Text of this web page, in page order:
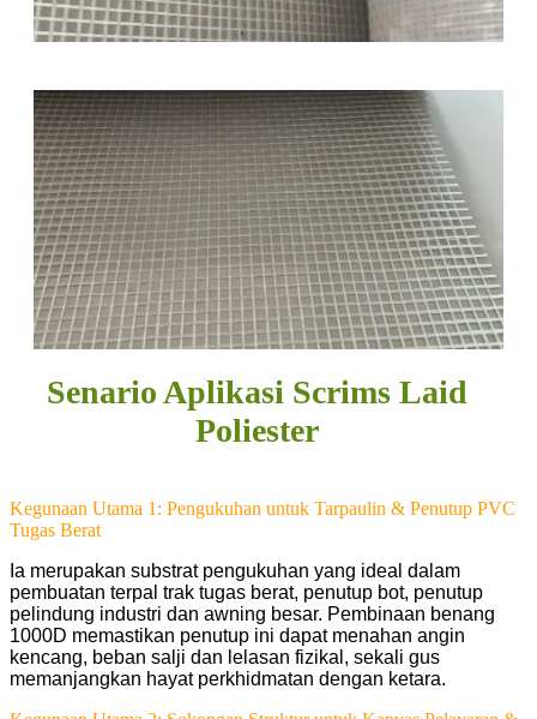
Senario Aplikasi Scrims Laid
Poliester
Kegunaan Utama 1: Pengukuhan untuk Tarpaulin & Penutup PVC
Tugas Berat
Ia merupakan substrat pengukuhan yang ideal dalam
pembuatan terpal trak tugas berat, penutup bot, penutup
pelindung industri dan awning besar. Pembinaan benang
1000D memastikan penutup ini dapat menahan angin
kencang, beban salji dan lelasan fizikal, sekali gus
memanjangkan hayat perkhidmatan dengan ketara.